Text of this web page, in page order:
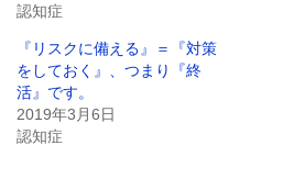
認知症
『リスクに備える』＝『対策
をしておく』、つまり『終
活』です。
2019年3月6日
認知症